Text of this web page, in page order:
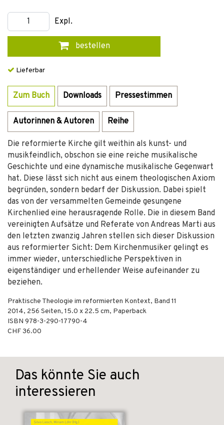
Expl.
bestellen
Lieferbar
Zum Buch Downloads Pressestimmen
Autorinnen & Autoren Reihe
Die reformierte Kirche gilt weithin als kunst- und
musikfeindlich, obschon sie eine reiche musikalische
Geschichte und eine dynamische musikalische Gegenwart
hat. Diese lässt sich nicht aus einem theologischen Axiom
begründen, sondern bedarf der Diskussion. Dabei spielt
das von der versammelten Gemeinde gesungene
Kirchenlied eine herausragende Rolle. Die in diesem Band
vereinigten Aufsätze und Referate von Andreas Marti aus
den letzten zwanzig Jahren stellen sich dieser Diskussion
aus reformierter Sicht: Dem Kirchenmusiker gelingt es
immer wieder, unterschiedliche Perspektiven in
eigenständiger und erhellender Weise aufeinander zu
beziehen.
Praktische Theologie im reformierten Kontext, Band 11
2014, 256 Seiten, 15.0 x 22.5 cm, Paperback
ISBN 978-3-290-17790-4
CHF 36.00
Das könnte Sie auch
interessieren